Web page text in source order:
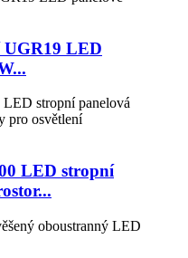
UGR19 LED
LED stropní